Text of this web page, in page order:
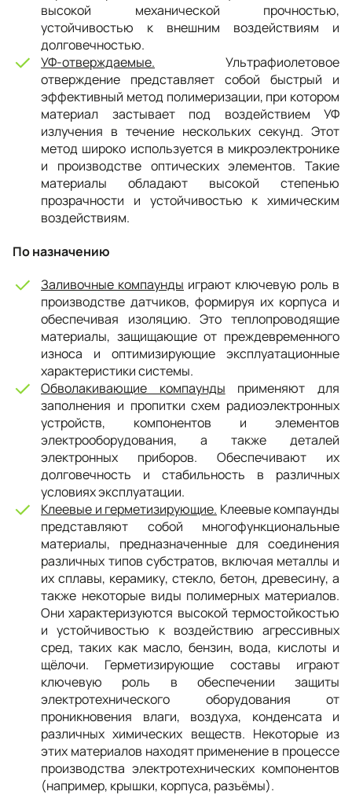
высокой механической прочностью,
устойчивостью к внешним воздействиям и
долговечностью.
УФ-отверждаемые. Ультрафиолетовое
отверждение представляет собой быстрый и
эффективный метод полимеризации, при котором
материал застывает под воздействием УФ
излучения в течение нескольких секунд. Этот
метод широко используется в микроэлектронике
и производстве оптических элементов. Такие
материалы обладают высокой степенью
прозрачности и устойчивостью к химическим
воздействиям.
По назначению
Заливочные компаунды играют ключевую роль в
производстве датчиков, формируя их корпуса и
обеспечивая изоляцию. Это теплопроводящие
материалы, защищающие от преждевременного
износа и оптимизирующие эксплуатационные
характеристики системы.
Обволакивающие компаунды применяют для
заполнения и пропитки схем радиоэлектронных
устройств, компонентов и элементов
электрооборудования, а также деталей
электронных приборов. Обеспечивают их
долговечность и стабильность в различных
условиях эксплуатации.
Клеевые и герметизирующие. Клеевые компаунды
представляют собой многофункциональные
материалы, предназначенные для соединения
различных типов субстратов, включая металлы и
их сплавы, керамику, стекло, бетон, древесину, а
также некоторые виды полимерных материалов.
Они характеризуются высокой термостойкостью
и устойчивостью к воздействию агрессивных
сред, таких как масло, бензин, вода, кислоты и
щёлочи. Герметизирующие составы играют
ключевую роль в обеспечении защиты
электротехнического оборудования от
проникновения влаги, воздуха, конденсата и
различных химических веществ. Некоторые из
этих материалов находят применение в процессе
производства электротехнических компонентов
(например, крышки, корпуса, разъёмы).